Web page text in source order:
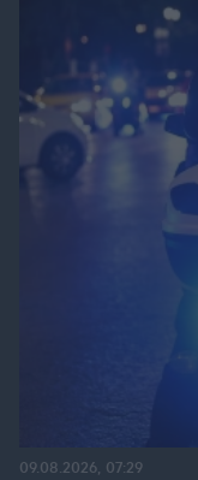
09.08.2026, 07:29